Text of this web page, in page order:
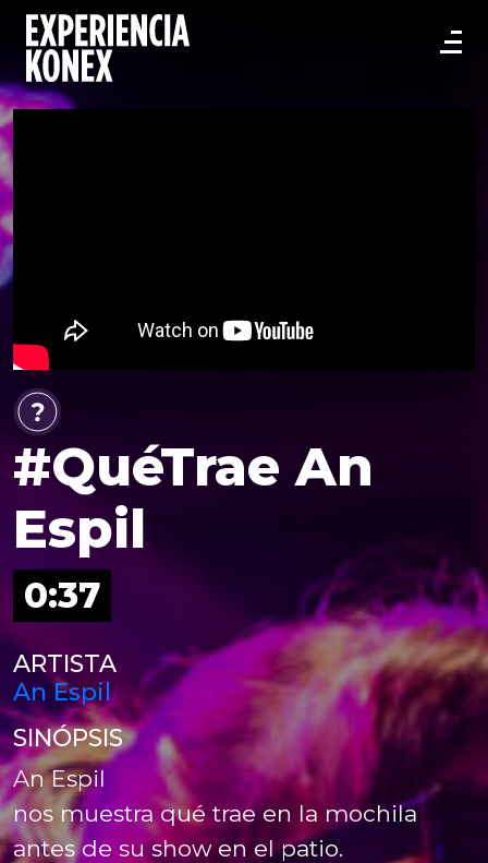
#QuéTrae An
Espil
0:37
ARTISTA
An Espil
SINÓPSIS
An Espil
nos muestra qué trae en la mochila
antes de su show en el patio.